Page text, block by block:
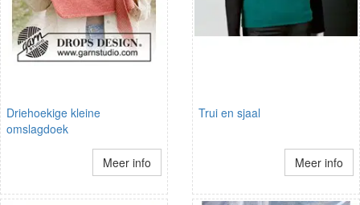
Driehoekige kleine
omslagdoek
Meer info
Trui en sjaal
Meer info